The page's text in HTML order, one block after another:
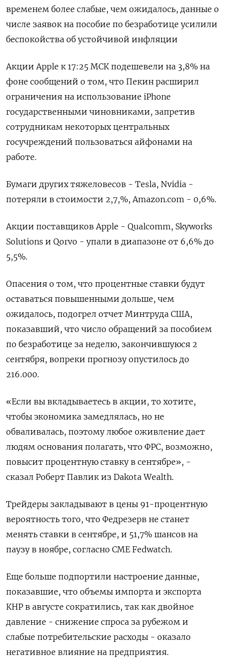
временем более слабые, чем ожидалось, данные о
числе заявок на пособие по безработице усилили
беспокойства об устойчивой инфляции
Акции Apple к 17:25 МСК подешевели на 3,8% на
фоне сообщений о том, что Пекин расширил
ограничения на использование iPhone
государственными чиновниками, запретив
сотрудникам некоторых центральных
госучреждений пользоваться айфонами на
работе.
Бумаги других тяжеловесов - Tesla, Nvidia -
потеряли в стоимости 2,7,%, Amazon.com - 0,6%.
Акции поставщиков Apple - Qualcomm, Skyworks
Solutions и Qorvo - упали в диапазоне от 6,6% до
5,5%.
Опасения о том, что процентные ставки будут
оставаться повышенными дольше, чем
ожидалось, подогрел отчет Минтруда США,
показавший, что число обращений за пособием
по безработице за неделю, закончившуюся 2
сентября, вопреки прогнозу опустилось до
216.000.
«Если вы вкладываетесь в акции, то хотите,
чтобы экономика замедлялась, но не
обваливалась, поэтому любое оживление дает
людям основания полагать, что ФРС, возможно,
повысит процентную ставку в сентябре», -
сказал Роберт Павлик из Dakota Wealth.
Трейдеры закладывают в цены 91-процентную
вероятность того, что Федрезерв не станет
менять ставки в сентябре, и 51,7% шансов на
паузу в ноябре, согласно CME Fedwatch.
Еще больше подпортили настроение данные,
показавшие, что объемы импорта и экспорта
КНР в августе сократились, так как двойное
давление - снижение спроса за рубежом и
слабые потребительские расходы - оказало
негативное влияние на предприятия.